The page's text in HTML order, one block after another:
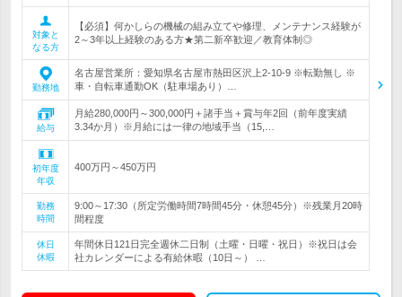
対象と
なる方
【必須】何かしらの機械の組み立てや修理、メンテナンス経験が
2～3年以上経験のある方★第二新卒歓迎／教育体制◎
勤務地
名古屋営業所：愛知県名古屋市熱田区沢上2-10-9 ※転勤無し ※
車・自転車通勤OK（駐車場あり）…
給与
月給280,000円～300,000円＋諸手当＋賞与年2回（前年度実績
3.34か月）※月給には一律の地域手当（15,…
初年度
年収
400万円～450万円
勤務
時間
9:00～17:30（所定労働時間7時間45分・休憩45分）※残業月20時
間程度
休日
休暇
年間休日121日完全週休二日制（土曜・日曜・祝日）※祝日は会
社カレンダーによる有給休暇（10日～） …